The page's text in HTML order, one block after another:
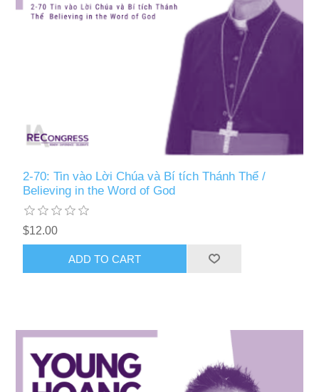
2-70: Tin vào Lời Chúa và Bí tích Thánh Thể /
Believing in the Word of God
$12.00
ADD TO CART